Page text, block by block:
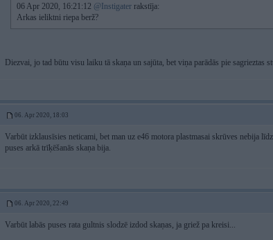
06 Apr 2020, 16:21:12 @Instigater rakstīja:
Arkas ieliktni riepa berž?
Diezvai, jo tad būtu visu laiku tā skaņa un sajūta, bet viņa parādās pie sagrieztas
06. Apr 2020, 18:03
Varbūt izklausīsies neticami, bet man uz e46 motora plastmasai skrūves nebija
puses arkā trīķēšanās skaņa bija.
06. Apr 2020, 22:49
Varbūt labās puses rata gultnis slodzē izdod skaņas, ja griež pa kreisi...